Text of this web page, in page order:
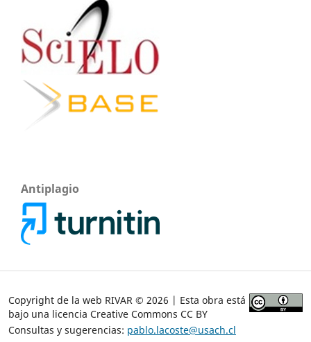
Antiplagio
Copyright de la web RIVAR © 2026 | Esta obra está
bajo una licencia Creative Commons CC BY
Consultas y sugerencias: pablo.lacoste@usach.cl